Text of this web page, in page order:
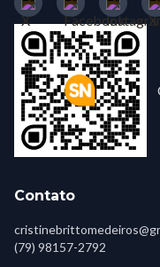
Contato
(79) 98157-2792